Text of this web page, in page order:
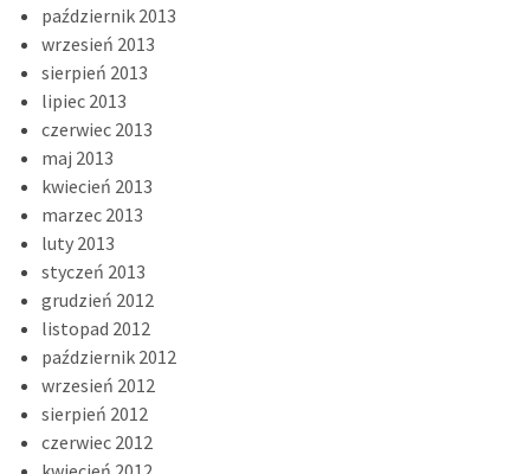
październik 2013
wrzesień 2013
sierpień 2013
lipiec 2013
czerwiec 2013
maj 2013
kwiecień 2013
marzec 2013
luty 2013
styczeń 2013
grudzień 2012
listopad 2012
październik 2012
wrzesień 2012
sierpień 2012
czerwiec 2012